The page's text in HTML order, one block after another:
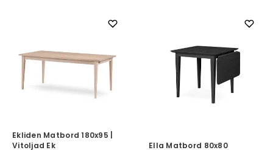
Ekliden Matbord 180x95 |
Vitoljad Ek
Ella Matbord 80x80